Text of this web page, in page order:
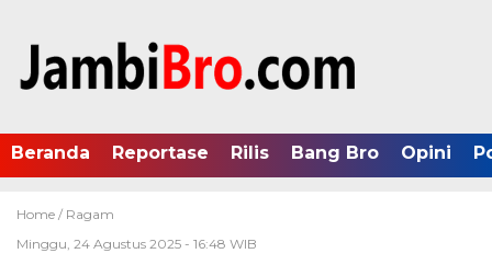
Beranda Reportase Rilis Bang Bro Opini
Home / Ragam
Minggu, 24 Agustus 2025 - 16:48 WIB